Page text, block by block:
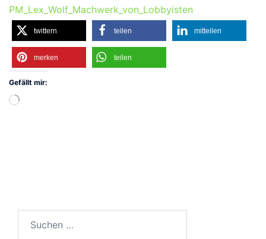
PM_Lex_Wolf_Machwerk_von_Lobbyisten
twittern teilen mitteilen
merken teilen
Gefällt mir:
Wird
nach: